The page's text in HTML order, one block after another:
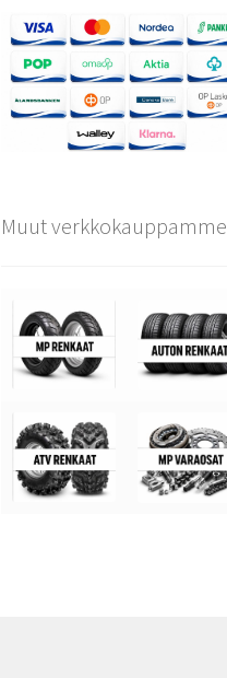
Muut verkkokauppamme